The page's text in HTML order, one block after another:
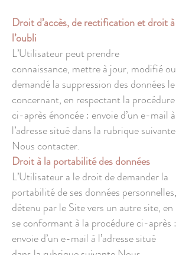
Droit d’accès, de rectification et droit à
l’oubli
L’Utilisateur peut prendre
connaissance, mettre à jour, modifié ou
demandé la suppression des données le
concernant, en respectant la procédure
ci-après énoncée : envoie d’un e-mail à
l’adresse situé dans la rubrique suivante
Nous contacter.
Droit à la portabilité des données
L’Utilisateur a le droit de demander la
portabilité de ses données personnelles,
détenu par le Site vers un autre site, en
se conformant à la procédure ci-après :
envoie d’un e-mail à l’adresse situé